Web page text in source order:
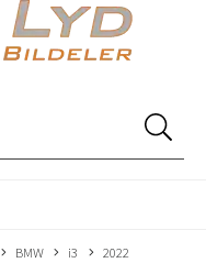
BMW i3 2022